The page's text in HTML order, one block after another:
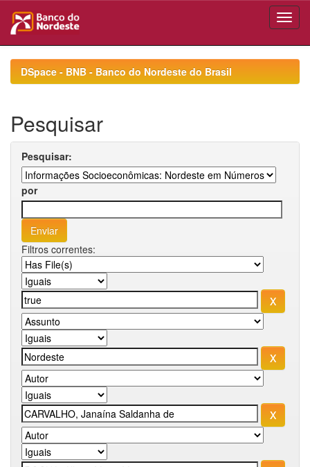
navigationDSpace - BNB - Banco do Nordeste do Brasil
Pesquisar
Pesquisar:
por
Filtros correntes: